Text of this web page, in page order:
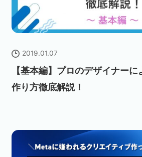
2019.01.07
【基本編】プロのデザイナー
作り方徹底解説！